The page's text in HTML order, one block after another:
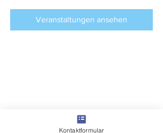
Veranstaltungen ansehen
Kontaktformular